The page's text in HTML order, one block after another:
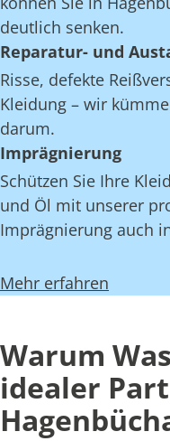
deutlich senken.
Reparatur- und
Risse, defekte
Kleidung – wir
darum.
Imprägnierung
Schützen Sie Ihre
und Öl mit unserer
Imprägnierung auch
Mehr erfahren
Warum
idealer